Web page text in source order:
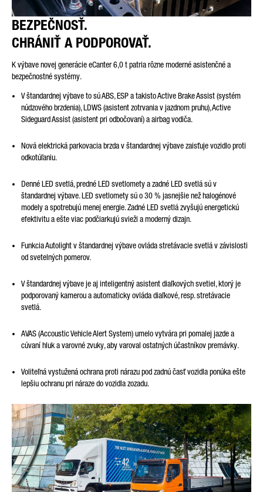
BEZPEČNOSŤ.
CHRÁNIŤ A PODPOROVAŤ.
K výbave novej generácie eCanter 6,0 t patria rôzne moderné asistenčné a
bezpečnostné systémy.
V štandardnej výbave to sú ABS, ESP a takisto Active Brake Assist (systém
núdzového brzdenia), LDWS (asistent zotrvania v jazdnom pruhu), Active
Sideguard Assist (asistent pri odbočovaní) a airbag vodiča.
Nová elektrická parkovacia brzda v štandardnej výbave zaisťuje vozidlo proti
odkotúľaniu.
Denné LED svetlá, predné LED svetlomety a zadné LED svetlá sú v
štandardnej výbave. LED svetlomety sú o 30 % jasnejšie než halogénové
modely a spotrebujú menej energie. Zadné LED svetlá zvyšujú energetickú
efektivitu a ešte viac podčiarkujú svieži a moderný dizajn.
Funkcia Autolight v štandardnej výbave ovláda stretávacie svetlá v závislosti
od svetelných pomerov.
V štandardnej výbave je aj inteligentný asistent diaľkových svetiel, ktorý je
podporovaný kamerou a automaticky ovláda diaľkové, resp. stretávacie
svetlá.
AVAS (Accoustic Vehicle Alert System) umelo vytvára pri pomalej jazde a
cúvaní hluk a varovné zvuky, aby varoval ostatných účastníkov premávky.
Voliteľná vystužená ochrana proti nárazu pod zadnú časť vozidla ponúka ešte
lepšiu ochranu pri náraze do vozidla zozadu.